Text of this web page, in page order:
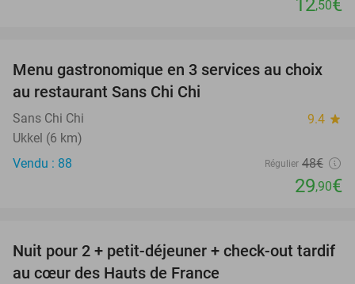
12,50€
38%
Menu gastronomique en 3 services au choix
au restaurant Sans Chi Chi
Sans Chi Chi 9.4 star
Ukkel (6 km)
Vendu : 88
Régulier 48€
29,90€
32%
Nuit pour 2 + petit-déjeuner + check-out tardif
au cœur des Hauts de France